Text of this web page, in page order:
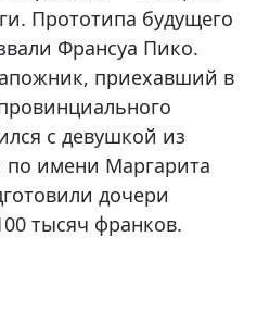
Прототипа будущего
Франсуа Пико.
приехавший в
с девушкой из
по имени Маргарита
дочери
тысяч франков.